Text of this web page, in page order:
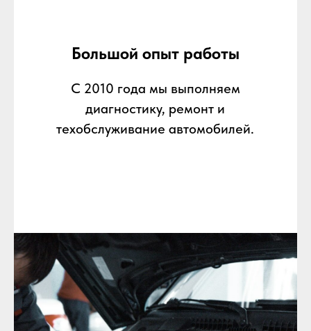
Большой опыт работы
С 2010 года мы выполняем
диагностику, ремонт и
техобслуживание автомобилей.